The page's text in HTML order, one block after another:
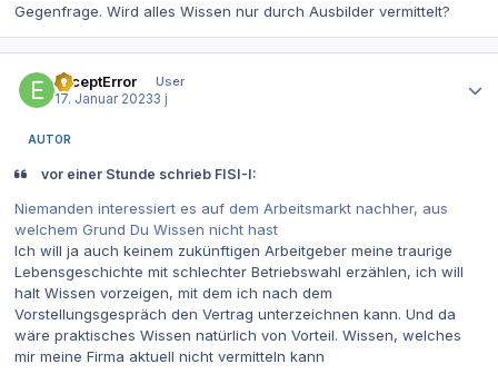
Gegenfrage. Wird alles Wissen nur durch Ausbilder vermittelt?
ExceptError
User
17. Januar 20233 j
AUTOR
vor einer Stunde schrieb FISI-I:
Niemanden interessiert es auf dem Arbeitsmarkt nachher, aus
welchem Grund Du Wissen nicht hast
Ich will ja auch keinem zukünftigen Arbeitgeber meine traurige
Lebensgeschichte mit schlechter Betriebswahl erzählen, ich will
halt Wissen vorzeigen, mit dem ich nach dem
Vorstellungsgespräch den Vertrag unterzeichnen kann. Und da
wäre praktisches Wissen natürlich von Vorteil. Wissen, welches
mir meine Firma aktuell nicht vermitteln kann